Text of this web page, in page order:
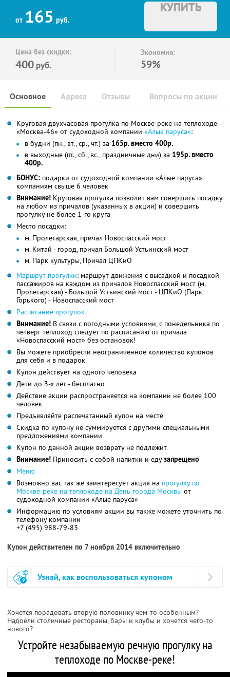
от 165 руб.
КУПИТЬ
Цена без скидки:
400 руб.
Экономия:
59%
Основное Отзывы Вопросы по акции
Адреса
Круговая двухчасовая прогулка по Москве-реке на теплоходе
«Москва-46» от судоходной компании «Алые паруса»:
в будни (пн., вт., ср., чт.) за 165р. вместо 400р.
в выходные (пт., сб., вс., праздничные дни) за 195р. вместо
400р.
БОНУС: подарки от судоходной компании «Алые паруса»
компаниям свыше 6 человек
Внимание! Круговая прогулка позволит вам совершить посадку
на любом из причалов (указанных в акции) и совершить
прогулку не более 1-го круга
Место посадки:
м. Пролетарская, причал Новоспасский мост
м. Китай - город, причал Большой Устьинский мост
м. Парк культуры, Причал ЦПКиО
Маршрут прогулки: маршрут движения с высадкой и посадкой
пассажиров на каждом из причалов Новоспасский мост (м.
Пролетарская) - Большой Устьинский мост - ЦПКиО (Парк
Горького) - Новоспасский мост
Расписание прогулок
Внимание! В связи с погодными условиями, с понедельника по
четверг теплоход следует по расписанию от причала
«Новоспасский мост» без остановок!
Вы можете приобрести неограниченное количество купонов
для себя и в подарок
Купон действует на одного человека
Дети до 3-х лет - бесплатно
Действие акции распространяется на компании не более 100
человек
Предъявляйте распечатанный купон на месте
Скидка по купону не суммируется с другими специальными
предложениями компании
Купон по данной акции возврату не подлежит
Внимание! Приносить с собой напитки и едузапрещено
Меню
Возможно вас так же заинтересует акция на прогулку по
Москве-реке на теплоходе на День города Москвы от
судоходной компании «Алые паруса»
Информацию по условиям акции вы также можете уточнить по
телефону компании
+7 (495) 988-79-83
Купон действителен по 7 ноября 2014 включительно
Узнай, как воспользоваться купоном
Хочется порадовать вторую половинку чем-то особенным?
Надоели столичные рестораны, бары и клубы и хочется чего-то
нового?
Устройте незабываемую речную прогулку на
теплоходе по Москве-реке!